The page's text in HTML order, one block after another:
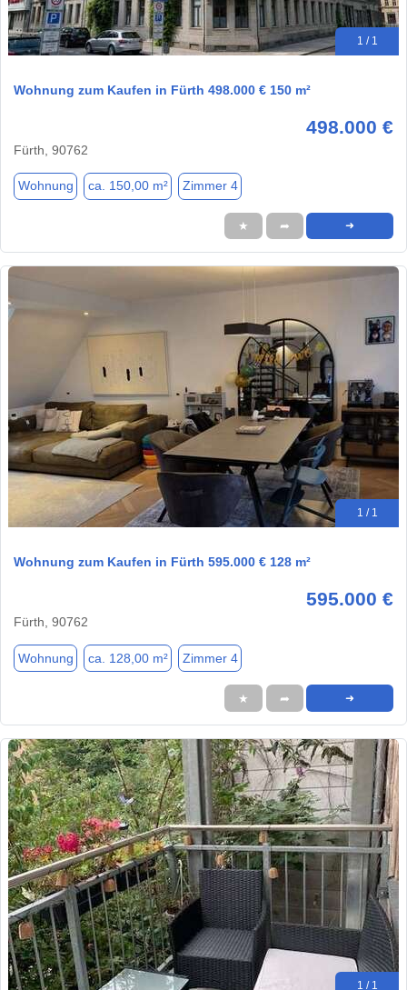
1 / 1
Wohnung zum Kaufen in Fürth 498.000 € 150 m²
498.000 €
Fürth, 90762
Wohnung ca. 150,00 m² Zimmer 4
★ ➦ ➜
1 / 1
Wohnung zum Kaufen in Fürth 595.000 € 128 m²
595.000 €
Fürth, 90762
Wohnung ca. 128,00 m² Zimmer 4
★ ➦ ➜
1 / 1